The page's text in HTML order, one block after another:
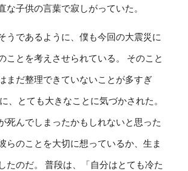
な子供の言葉で寂しがっていた。
うであるように、僕も今回の大震災に
ことを考えさせられている。 そのこと
まだ整理できていないことが多すぎ
、とても大きなことに気づかされた。
死んでしまったかもしれないと思った
らのことを大切に想っているか、生ま
たのだ。 普段は、「自分はとても冷た